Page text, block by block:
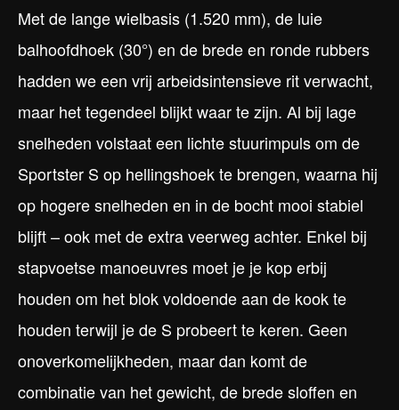
Met de lange wielbasis (1.520 mm), de luie
balhoofdhoek (30°) en de brede en ronde rubbers
hadden we een vrij arbeidsintensieve rit verwacht,
maar het tegendeel blijkt waar te zijn. Al bij lage
snelheden volstaat een lichte stuurimpuls om de
Sportster S op hellingshoek te brengen, waarna hij
op hogere snelheden en in de bocht mooi stabiel
blijft – ook met de extra veerweg achter. Enkel bij
stapvoetse manoeuvres moet je je kop erbij
houden om het blok voldoende aan de kook te
houden terwijl je de S probeert te keren. Geen
onoverkomelijkheden, maar dan komt de
combinatie van het gewicht, de brede sloffen en